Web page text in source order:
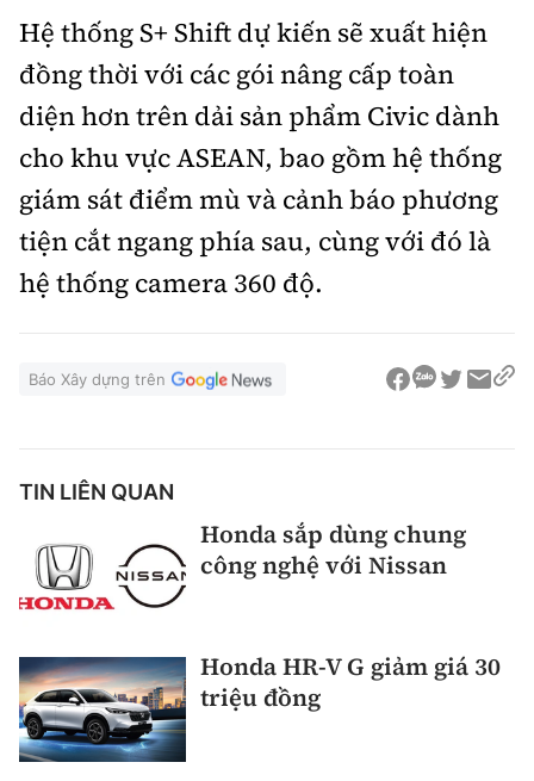
Hệ thống S+ Shift dự kiến sẽ xuất hiện
đồng thời với các gói nâng cấp toàn
diện hơn trên dải sản phẩm Civic dành
cho khu vực ASEAN, bao gồm hệ thống
giám sát điểm mù và cảnh báo phương
tiện cắt ngang phía sau, cùng với đó là
hệ thống camera 360 độ.
Báo Xây dựng trên
TIN LIÊN QUAN
Honda sắp dùng chung
công nghệ với Nissan
Honda HR-V G giảm giá 30
triệu đồng